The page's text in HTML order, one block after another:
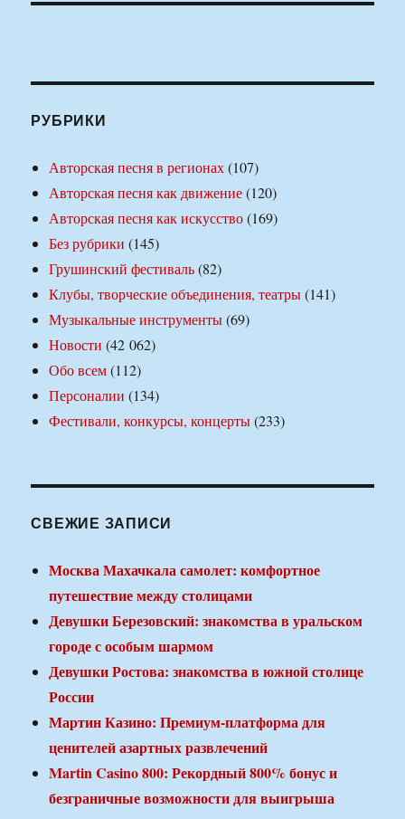
РУБРИКИ
Авторская песня в регионах(107)
Авторская песня как движение(120)
Авторская песня как искусство(169)
Без рубрики (145)
Грушинский фестиваль(82)
Клубы, творческие объединения, театры(141)
Музыкальные инструменты(69)
Новости (42 062)
Обо всем(112)
Персоналии (134)
Фестивали, конкурсы, концерты(233)
СВЕЖИЕ ЗАПИСИ
Москва Махачкала самолет: комфортное
путешествие между столицами
Девушки Березовский: знакомства в уральском
городе с особым шармом
Девушки Ростова: знакомства в южной столице
России
Мартин Казино: Премиум-платформа для
ценителей азартных развлечений
Martin Casino 800: Рекордный 800% бонус и
безграничные возможности для выигрыша